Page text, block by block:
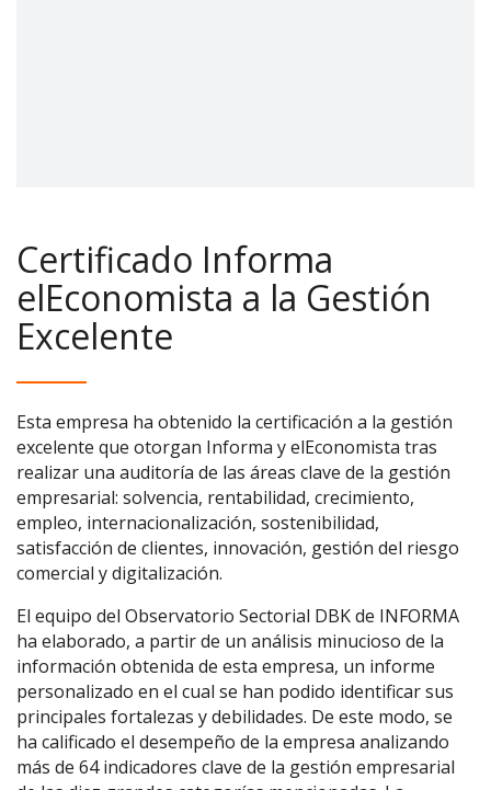
Certificado Informa
elEconomista a la Gestión
Excelente
Esta empresa ha obtenido la certificación a la gestión
excelente que otorgan Informa y elEconomista tras
realizar una auditoría de las áreas clave de la gestión
empresarial: solvencia, rentabilidad, crecimiento,
empleo, internacionalización, sostenibilidad,
satisfacción de clientes, innovación, gestión del riesgo
comercial y digitalización.
El equipo del Observatorio Sectorial DBK de INFORMA
ha elaborado, a partir de un análisis minucioso de la
información obtenida de esta empresa, un informe
personalizado en el cual se han podido identificar sus
principales fortalezas y debilidades. De este modo, se
ha calificado el desempeño de la empresa analizando
más de 64 indicadores clave de la gestión empresarial